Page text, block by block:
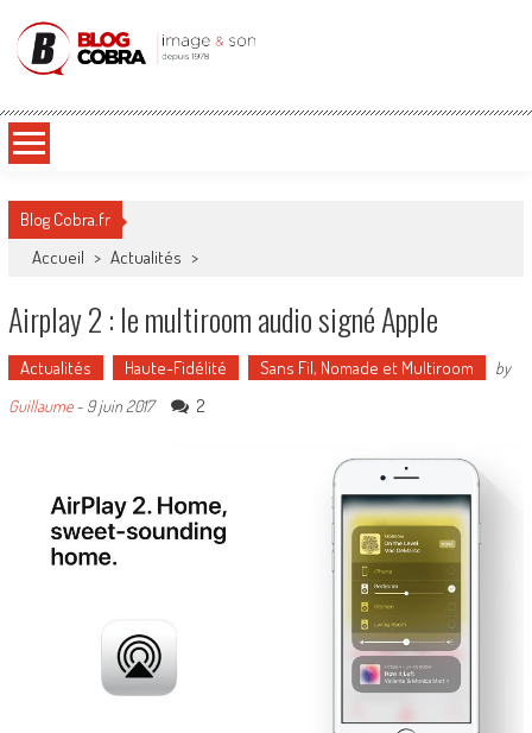
Blog Cobra
Blog Cobra.fr
Accueil > Actualités >
Airplay 2 : le multiroom audio signé Apple
Actualités Haute-Fidélité Sans Fil, Nomade et Multiroom
by
Guillaume- 9 juin 2017 2